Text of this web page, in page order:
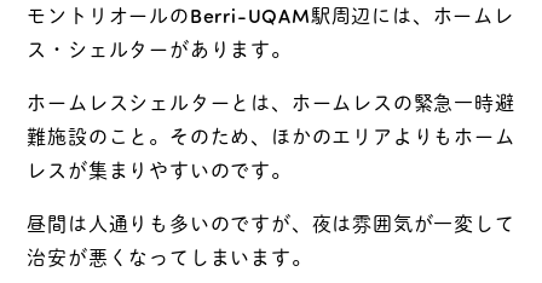
モントリオールのBerri-UQAM駅周辺には、ホームレ
ス・シェルターがあります。
ホームレスシェルターとは、ホームレスの緊急一時避
難施設のこと。そのため、ほかのエリアよりもホーム
レスが集まりやすいのです。
昼間は人通りも多いのですが、夜は雰囲気が一変して
治安が悪くなってしまいます。